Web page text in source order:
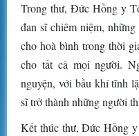
Trong thư, Đức Hồng y
đan sĩ chiêm niệm,
cho hoà bình trong thời
cho tất cả mọi người.
nguyện, với bầu khí tĩnh
sĩ trở thành những người
Kết thúc thư, Đức Hồng